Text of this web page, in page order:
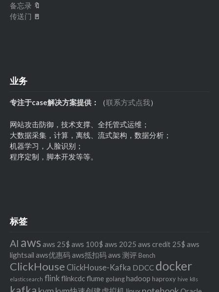
备忘录 🔖
传送门 🚪
业务
专注于case解决方案提供： （联系方式点我）
网站攻击防御，技术支撑、全托管式运维；
大数据采集，计算，离线、流式架构，数据分析；
机器学习，人脸识别；
程序定制，脚本开发等等。
标签
AI aws aws 25$ aws 100$ aws 2025 aws credit 25$ aws
lightsail aws优惠码 aws抵扣码 aws 测评 Bench
ClickHouse ClickHouse-Kafka DDCC docker
elasticsearch flinkflinkcdcflume golanghadoop haproxy hive k8s